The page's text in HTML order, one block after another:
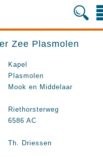
Zee Plasmolen
Kapel
Plasmolen
Mook en Middelaar
Riethorsterweg
6586 AC
Th. Driessen